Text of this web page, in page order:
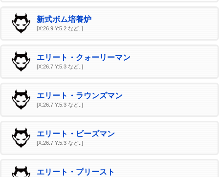
新式ボム培養炉
[X:26.9 Y:5.2 など..]
エリート・クォーリーマン
[X:26.7 Y:5.3 など..]
エリート・ラウンズマン
[X:26.7 Y:5.3 など..]
エリート・ビーズマン
[X:26.7 Y:5.3 など..]
エリート・プリースト